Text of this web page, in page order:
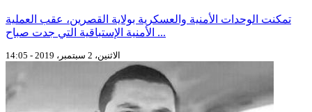
تمكنت الوحدات الأمنية والعسكرية بولاية القصرين، عقب العملية
الأمنية الإستباقية التي جدت صباح ...
الاثنين، 2 سبتمبر، 2019 - 14:05